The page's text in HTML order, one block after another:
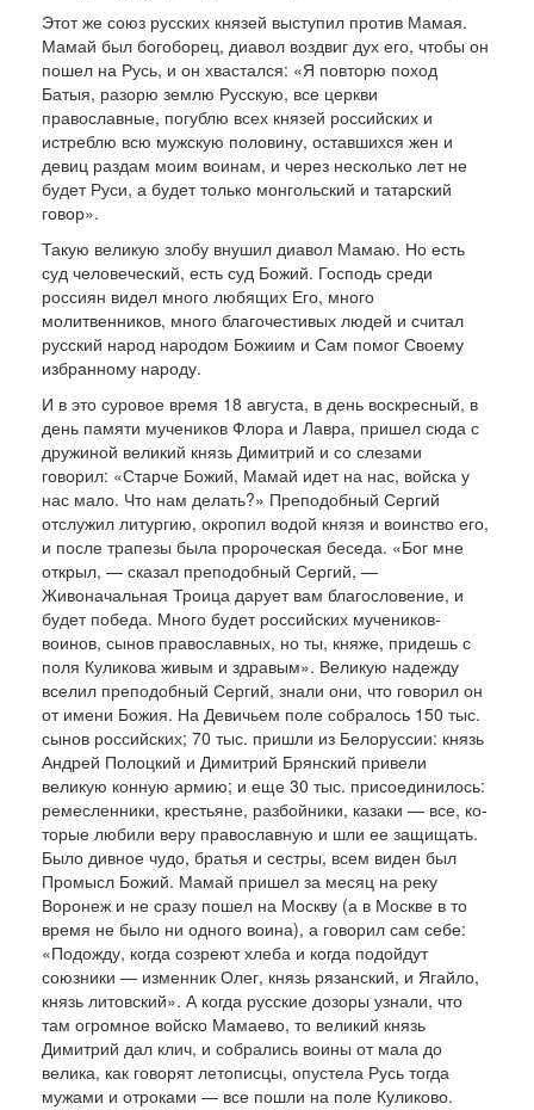
Этот же союз русских князей выступил против Мамая.
Мамай был богоборец, диавол воздвиг дух его, чтобы он
пошел на Русь, и он хвастался: «Я повторю поход
Батыя, разорю землю Рус­скую, все церкви
православные, погублю всех князей российских и
истреблю всю мужскую половину, оставшихся жен и
девиц раздам моим воинам, и через несколько лет не
будет Руси, а будет только монгольский и татарский
говор».
Такую великую злобу внушил диавол Мамаю. Но есть
суд человеческий, есть суд Божий. Господь среди
россиян видел много любящих Его, много
молитвенников, много благочестивых людей и считал
русский народ народом Божиим и Сам помог Свое­му
избранному народу.
И в это суровое время 18 августа, в день воскресный, в
день памяти мучеников Флора и Лав­ра, пришел сюда с
дружиной великий князь Димитрий и со слезами
говорил: «Старче Божий, Мамай идет на нас, войска у
нас мало. Что нам делать?» Преподобный Сергий
отслужил литургию, окропил водой князя и воинство его,
и после тра­пезы была пророческая беседа. «Бог мне
открыл, — сказал преподобный Сер­гий, —
Живоначальная Троица дарует вам благо­словение, и
будет победа. Много будет российских мучеников-
воинов, сынов православных, но ты, княже, придешь с
поля Куликова живым и здра­вым». Великую надежду
вселил преподобный Сер­гий, знали они, что говорил он
от имени Божия. На Девичьем по­ле собралось 150 тыс.
сынов российских; 70 ты­с. пришли из Белоруссии: князь
Андрей Полоц­кий и Димитрий Брянский привели
великую конную армию; и еще 30 тыс. присоединилось:
ремесленники, крестьяне, разбойники, казаки — все, ко­
торые любили веру православную и шли ее защи­щать.
Было дивное чудо, братья и сестры, всем виден был
Промысл Божий. Мамай пришел за ме­сяц на реку
Воронеж и не сразу пошел на Моск­ву (а в Москве в то
вре­мя не было ни одного воина), а говорил сам себе:
«Подожду, когда созреют хлеба и когда подойдут
союзники — изменник Олег, князь рязанский, и Ягайло,
князь литовский». А когда русские дозоры узнали, что
там огромное войско Мамаево, то вели­кий князь
Димитрий дал клич, и собрались воины от мала до
велика, как говорят летописцы, опустела Русь тогда
мужами и отроками — все пошли на поле Куликово.